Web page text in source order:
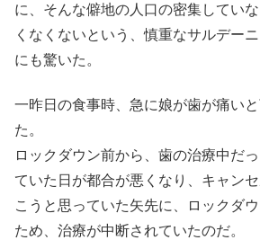
に、そんな僻地の人口の密集してい
くなくないという、慎重なサルデー
にも驚いた。
一昨日の食事時、急に娘が歯が痛い
た。
ロックダウン前から、歯の治療中だ
ていた日が都合が悪くなり、キャン
こうと思っていた矢先に、ロックダ
ため、治療が中断されていたのだ。